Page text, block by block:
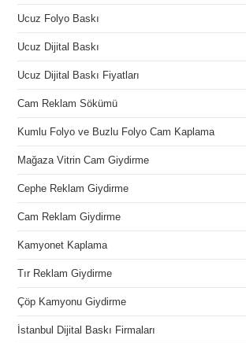
Ucuz Folyo Baskı
Ucuz Dijital Baskı
Ucuz Dijital Baskı Fiyatları
Cam Reklam Sökümü
Kumlu Folyo ve Buzlu Folyo Cam Kaplama
Mağaza Vitrin Cam Giydirme
Cephe Reklam Giydirme
Cam Reklam Giydirme
Kamyonet Kaplama
Tır Reklam Giydirme
Çöp Kamyonu Giydirme
İstanbul Dijital Baskı Firmaları